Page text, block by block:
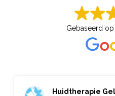
Gebaseerd op
Huidtherapie